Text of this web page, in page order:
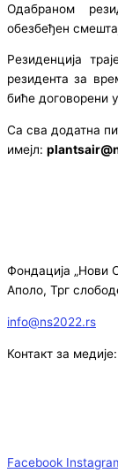
Одабраном
обезбеђен
Резиденција
резидента за
биће договорени
Са сва додатна
имејл:
Фондација „Нови
Аполо, Трг
info@ns2022.rs
Контакт за медије:
Facebook